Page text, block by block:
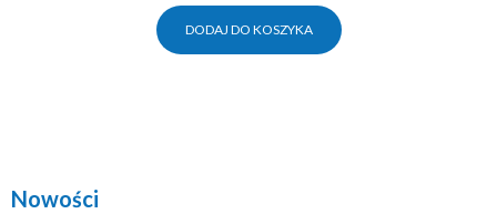
DODAJ DO KOSZYKA
Nowości